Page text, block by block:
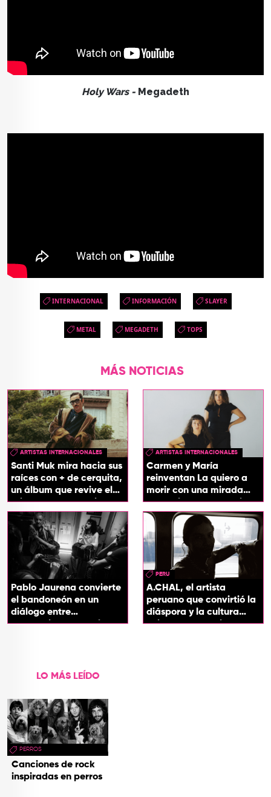
Holy Wars - Megadeth
INTERNACIONAL INFORMACIÓN SLAYER
METAL MEGADETH TOPS
MÁS NOTICIAS
ARTISTAS INTERNACIONALES
Santi Muk mira hacia sus
raíces con + de cerquita,
un álbum que revive el
origen de sus canciones
ARTISTAS INTERNACIONALES
Carmen y María
reinventan La quiero a
morir con una mirada
entre el flamenco y el
soul
Pablo Jaurena convierte
el bandoneón en un
diálogo entre
generaciones con el
PERU
A.CHAL, el artista
peruano que convirtió la
diáspora y la cultura
chicha en su sonido
LO MÁS LEÍDO
PERROS
Canciones de rock
inspiradas en perros